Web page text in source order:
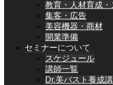
教育・人材育成
集客・広告
美容機器・商材
開業準備
セミナーについて
スケジュール
講師一覧
Dr.美バスト養成